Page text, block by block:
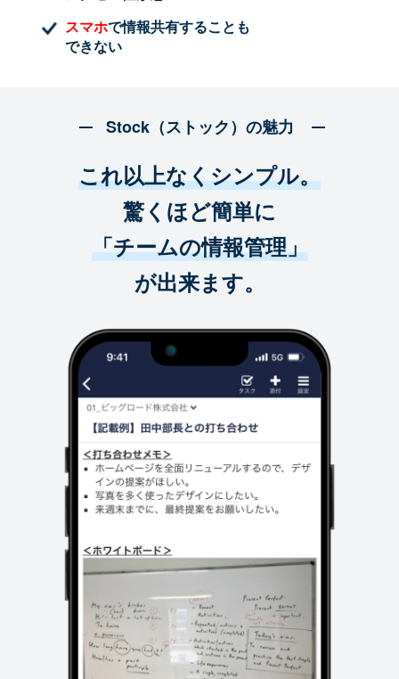
スマホで情報共有することも
できない
Stock（ストック）の魅力
これ以上なくシンプル。
驚くほど簡単に
「チームの情報管理」
が出来ます。